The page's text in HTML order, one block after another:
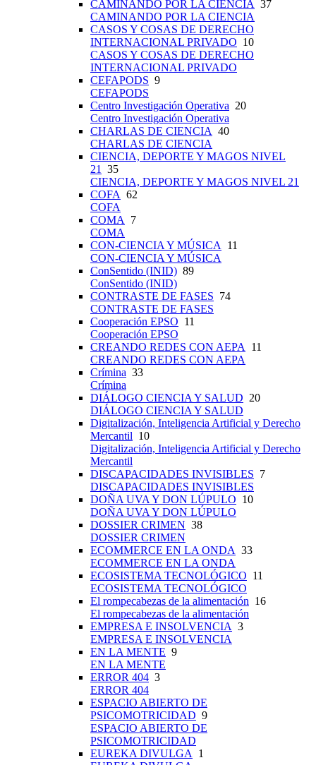
CAMINANDO POR LA CIENCIA 37
CAMINANDO POR LA CIENCIA
CASOS Y COSAS DE DERECHO
INTERNACIONAL PRIVADO 10
CASOS Y COSAS DE DERECHO
INTERNACIONAL PRIVADO
CEFAPODS 9
CEFAPODS
Centro Investigación Operativa 20
Centro Investigación Operativa
CHARLAS DE CIENCIA 40
CHARLAS DE CIENCIA
CIENCIA, DEPORTE Y MAGOS NIVEL
21
35
CIENCIA, DEPORTE Y MAGOS NIVEL 21
COFA 62
COFA
COMA
7
COMA
CON-CIENCIA Y MÚSICA
11
CON-CIENCIA Y MÚSICA
ConSentido (INID) 89
ConSentido (INID)
CONTRASTE DE FASES 74
CONTRASTE DE FASES
Cooperación EPSO 11
Cooperación EPSO
CREANDO REDES CON AEPA
11
CREANDO REDES CON AEPA
Crímina 33
Crímina
DIÁLOGO CIENCIA Y SALUD 20
DIÁLOGO CIENCIA Y SALUD
Digitalización, Inteligencia Artificial y Derecho
Mercantil 10
Digitalización, Inteligencia Artificial y Derecho
Mercantil
DISCAPACIDADES INVISIBLES 7
DISCAPACIDADES INVISIBLES
DOÑA UVA Y DON LÚPULO 10
DOÑA UVA Y DON LÚPULO
DOSSIER CRIMEN 38
DOSSIER CRIMEN
ECOMMERCE EN LA ONDA 33
ECOMMERCE EN LA ONDA
ECOSISTEMA TECNOLÓGICO 11
ECOSISTEMA TECNOLÓGICO
El rompecabezas de la alimentación 16
El rompecabezas de la alimentación
EMPRESA E INSOLVENCIA 3
EMPRESA E INSOLVENCIA
EN LA MENTE 9
EN LA MENTE
ERROR 404 3
ERROR 404
ESPACIO ABIERTO DE
PSICOMOTRICIDAD 9
ESPACIO ABIERTO DE
PSICOMOTRICIDAD
EUREKA DIVULGA
1